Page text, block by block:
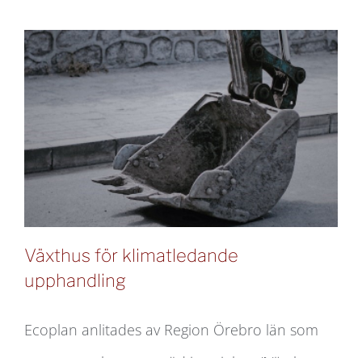
konstgräs
Växthus för klimatledande
Växthus för klimatledande
upphandling
Ecoplan anlitades av Region Örebro län som